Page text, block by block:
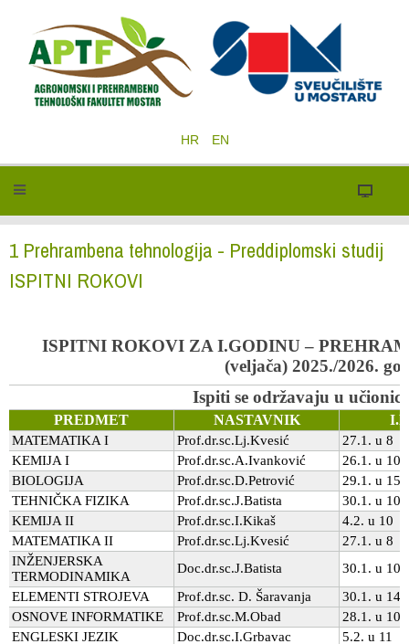
HR EN
1 Prehrambena tehnologija - Preddiplomski studij
ISPITNI ROKOVI